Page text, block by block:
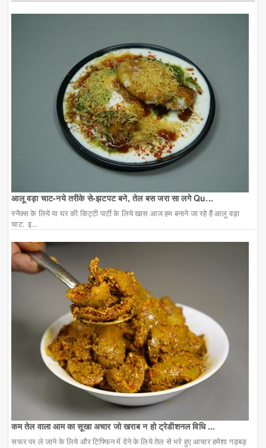
आलू वड़ा चाट-नये तरीके से-झटपट बने, तेल बस जरा सा लगे Qu...
स्नैक्स के लिये या घर की किट्टी पार्टी के लिये खास आज हम बनाने जा रहे हैं आलू वड़ा
चाट. इ...
कम तेल वाला आम का सूखा अचार जो खराब न हो ट्रेडीशनल विधि ...
सफर पर ले जाने के लिये और टिफ्फिन में देने के लिये तेल से भरे हुए आचार हमेशा गड़बड़